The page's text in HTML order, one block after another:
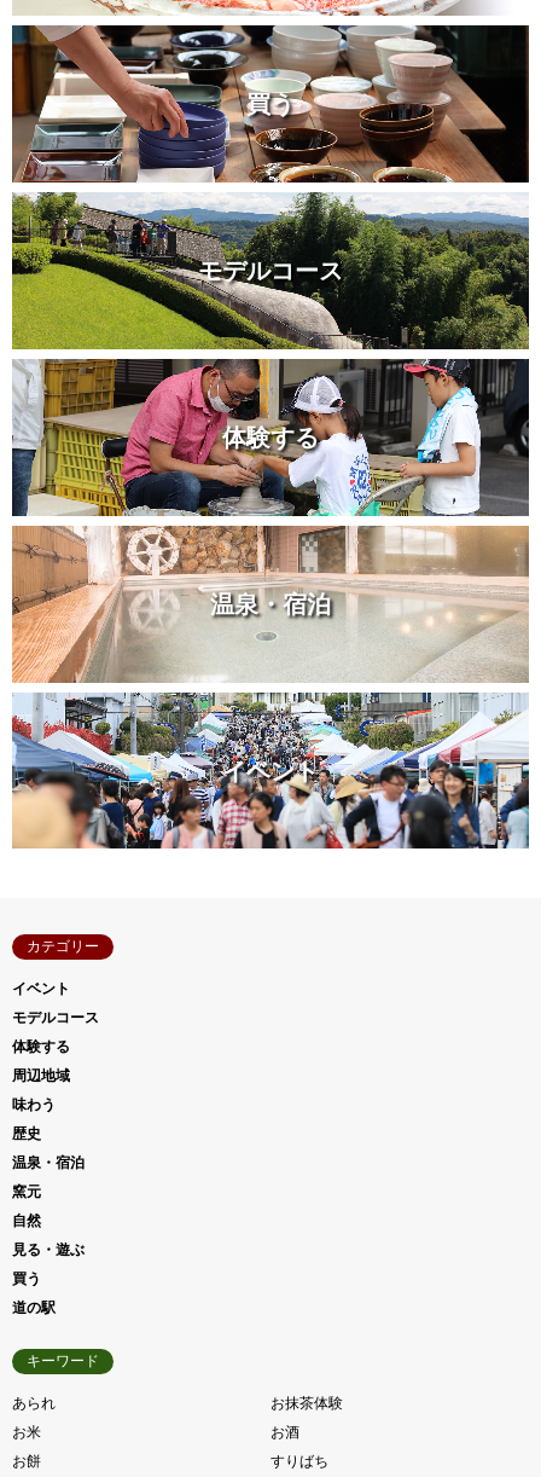
買う
モデルコース
体験する
温泉・宿泊
イベント
カテゴリー
イベント
モデルコース
体験する
周辺地域
味わう
歴史
温泉・宿泊
窯元
自然
見る・遊ぶ
買う
道の駅
キーワード
あられ
お抹茶体験
お米
お酒
お餅
すりばち